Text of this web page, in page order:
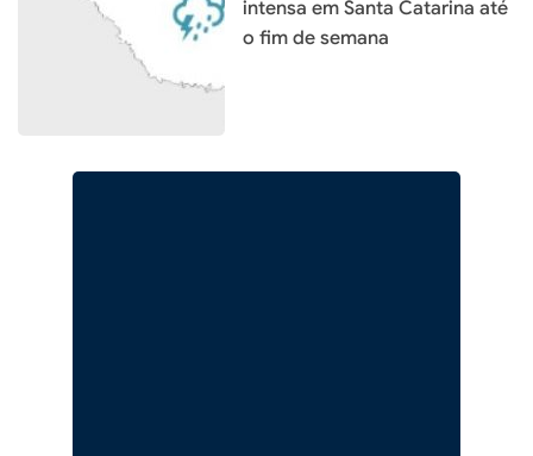
intensa em Santa Catarina até
o fim de semana